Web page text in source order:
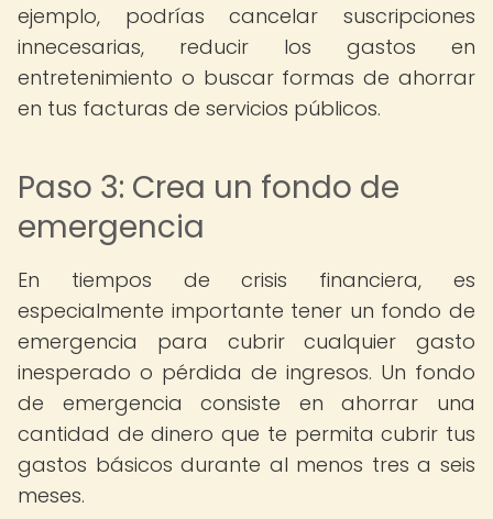
ejemplo, podrías cancelar suscripciones
innecesarias, reducir los gastos en
entretenimiento o buscar formas de ahorrar
en tus facturas de servicios públicos.
Paso 3: Crea un fondo de
emergencia
En tiempos de crisis financiera, es
especialmente importante tener un fondo de
emergencia para cubrir cualquier gasto
inesperado o pérdida de ingresos. Un fondo
de emergencia consiste en ahorrar una
cantidad de dinero que te permita cubrir tus
gastos básicos durante al menos tres a seis
meses.